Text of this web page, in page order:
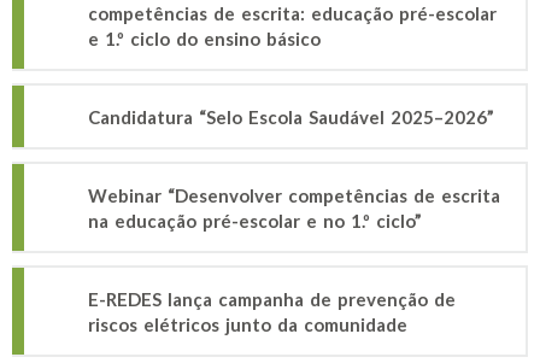
competências de escrita: educação pré-escolar
e 1.º ciclo do ensino básico
Candidatura “Selo Escola Saudável 2025–2026”
Webinar “Desenvolver competências de escrita
na educação pré-escolar e no 1.º ciclo”
E-REDES lança campanha de prevenção de
riscos elétricos junto da comunidade